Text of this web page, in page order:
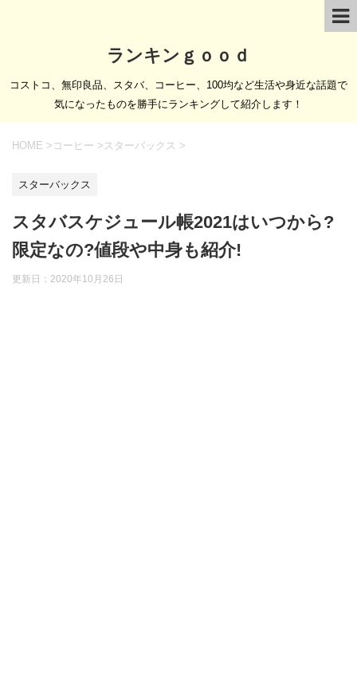
ランキンｇｏｏｄ
コストコ、無印良品、スタバ、コーヒー、100均など生活や身近な話題で
気になったものを勝手にランキングして紹介します！
HOME > コーヒー > スターバックス >
スターバックス
スタバスケジュール帳2021はいつから?
限定なの?値段や中身も紹介!
更新日： 2020年10月26日